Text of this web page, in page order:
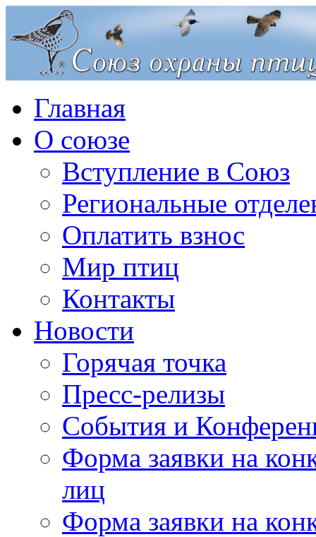
Главная
О союзе
Вступление в Союз
Региональные
Оплатить взнос
Мир птиц
Контакты
Новости
Горячая точка
Пресс-релизы
События и
Форма заявки на
лиц
Форма заявки на